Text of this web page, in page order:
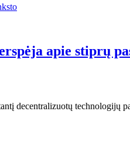
apie stiprų
decentralizuotų technologijų